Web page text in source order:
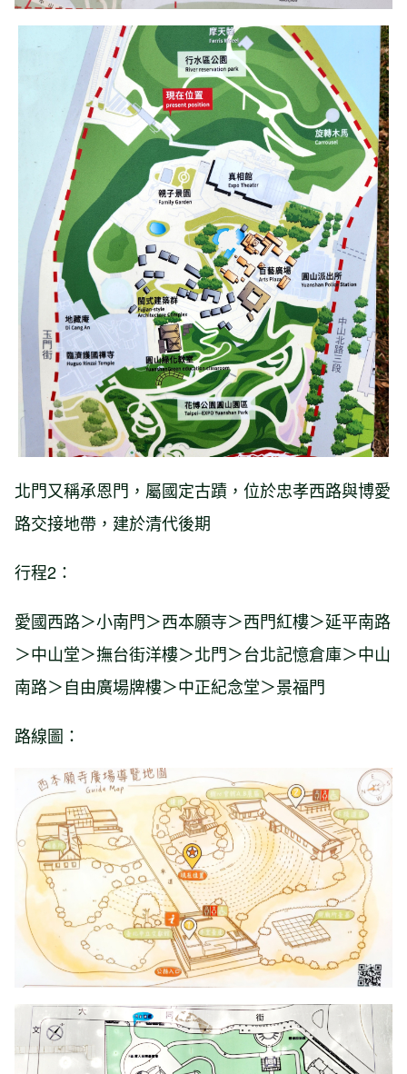
北門又稱承恩門，屬國定古蹟，位於忠孝西路與博愛
路交接地帶，建於清代後期
行程2：
愛國西路＞小南門＞西本願寺＞西門紅樓＞延平南路
＞中山堂＞撫台街洋樓＞北門＞台北記憶倉庫＞中山
南路＞自由廣場牌樓＞中正紀念堂＞景福門
路線圖：